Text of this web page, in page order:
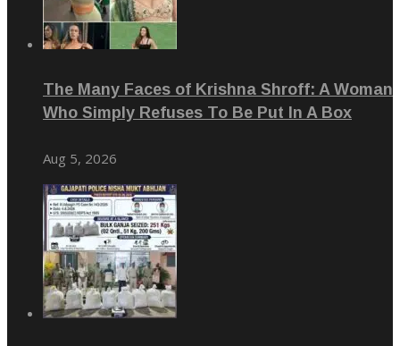
The Many Faces of Krishna Shroff: A Woman
Who Simply Refuses To Be Put In A Box
Aug 5, 2026